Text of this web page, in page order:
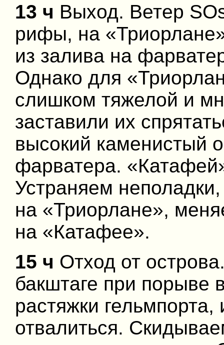
13 ч Выход. Ветер
рифы, на
из залива на
Однако для
слишком тяжелой и
заставили их
высокий каменистый
фарватера.
Устраняем
на «Триорлане»,
на «Катафее».
15 ч Отход от
бакштаге при порыве
растяжки гельмпорта,
отвалиться.